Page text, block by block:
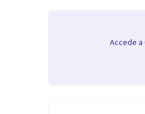
Accede